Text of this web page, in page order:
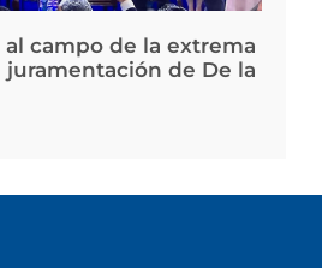
al campo de la extrema
juramentación de De la